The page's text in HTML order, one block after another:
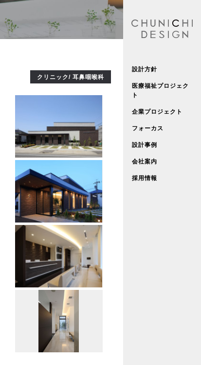
設計方針
医療福祉プロジェク
ト
企業プロジェクト
フォーカス
設計事例
会社案内
採用情報
クリニック/ 耳鼻咽喉科